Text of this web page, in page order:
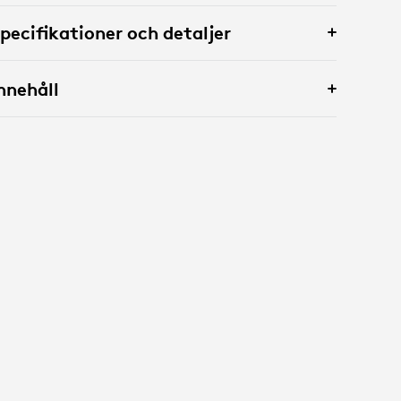
och detaljer